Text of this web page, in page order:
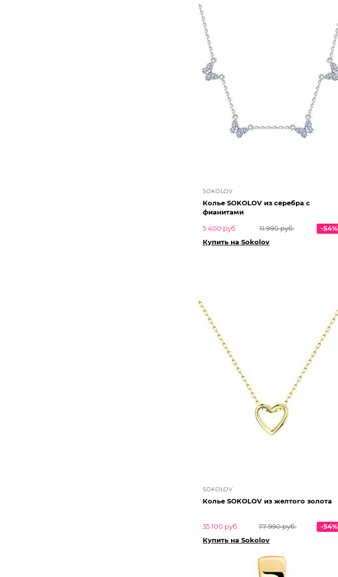
SOKOLOV
Колье SOKOLOV из серебра с
фианитами
5 400 руб.
11 990 руб.
-54%
Купить на Sokolov
SOKOLOV
Колье SOKOLOV из желтого золота
35 100 руб. 77 990 руб.
-54%
Купить на Sokolov